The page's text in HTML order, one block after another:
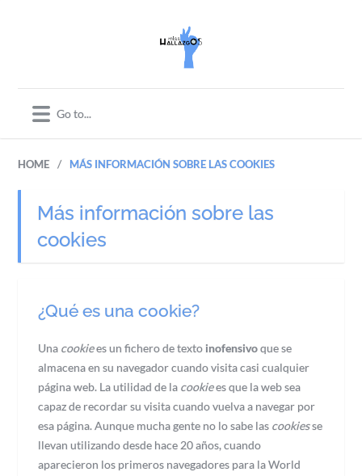
HOME / MÁS INFORMACIÓN SOBRE LAS COOKIES
Más información sobre las
cookies
¿Qué es una cookie?
Una cookiees un fichero de texto inofensivoque se
almacena en su navegador cuando visita casi cualquier
página web. La utilidad de la cookiees que la web sea
capaz de recordar su visita cuando vuelva a navegar por
esa página. Aunque mucha gente no lo sabe las cookiesse
llevan utilizando desde hace 20 años, cuando
aparecieron los primeros navegadores para la World